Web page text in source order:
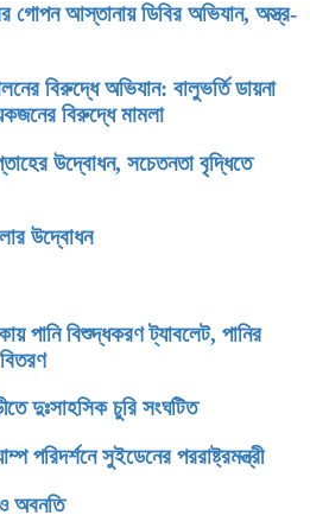
গোপন আস্তানায় ডিবির অভিযান, অস্ত্র-
বিরুদ্ধে অভিযান: বালুভর্তি ডায়না
বিরুদ্ধে মামলা
উদ্বোধন, সচেতনতা বৃদ্ধিতে
উদ্বোধন
পানি বিশুদ্ধকরণ ট্যাবলেট, পানির
দুঃসাহসিক চুরি সংঘটিত
পরিদর্শনে সুইডেনের পররাষ্ট্রমন্ত্রী
অবনতি